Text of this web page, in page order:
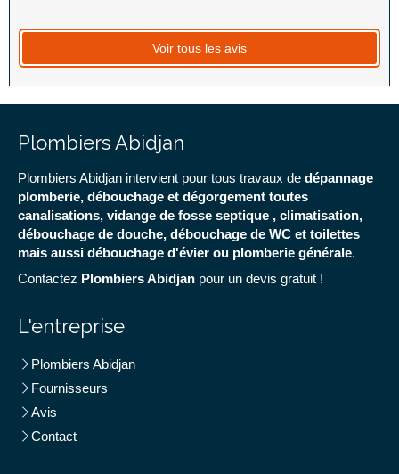
Voir tous les avis
Plombiers Abidjan
Plombiers Abidjan intervient pour tous travaux de dépannage
plomberie, débouchage et dégorgement toutes
canalisations, vidange de fosse septique , climatisation,
débouchage de douche, débouchage de WC et toilettes
mais aussi débouchage d'évier ou plomberie générale.
Contactez Plombiers Abidjan pour un devis gratuit !
L'entreprise
Plombiers Abidjan
Fournisseurs
Avis
Contact